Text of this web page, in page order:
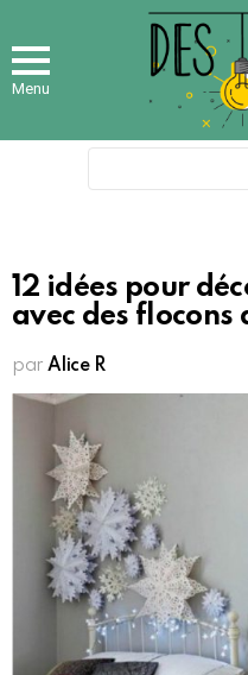
Menu
12 idées pour
avec des flocons
par Alice R